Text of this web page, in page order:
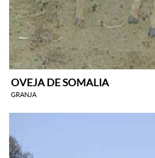
OVEJA DE SOMALIA
GRANJA